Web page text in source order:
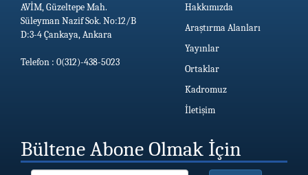
AVİM, Güzeltepe Mah.
Süleyman Nazif Sok. No:12/B
D:3-4 Çankaya, Ankara
Telefon : 0(312)-438-5023
Hakkımızda
Araştırma Alanları
Yayınlar
Ortaklar
Kadromuz
İletişim
Bültene Abone Olmak İçin